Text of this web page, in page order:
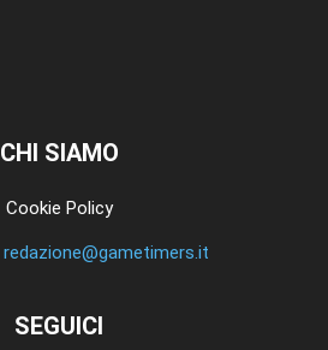
CHI SIAMO
Cookie Policy
redazione@gametimers.it
SEGUICI